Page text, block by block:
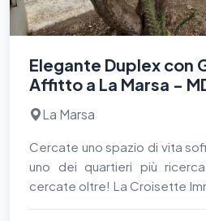
Elegante Duplex con
Affitto a La Marsa -
La Marsa
Cercate uno spazio di vita
uno dei quartieri più
cercate oltre! La Croisette